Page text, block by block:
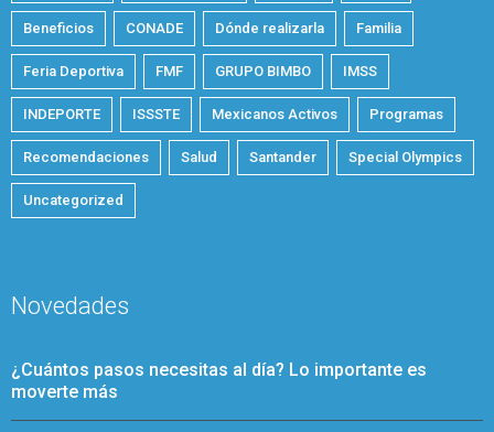
Beneficios CONADE Dónde realizarla Familia
Feria Deportiva FMF GRUPO BIMBO IMSS
INDEPORTE ISSSTE Mexicanos Activos Programas
Recomendaciones Salud Santander Special Olympics
Uncategorized
Novedades
¿Cuántos pasos necesitas al día? Lo importante es
moverte más